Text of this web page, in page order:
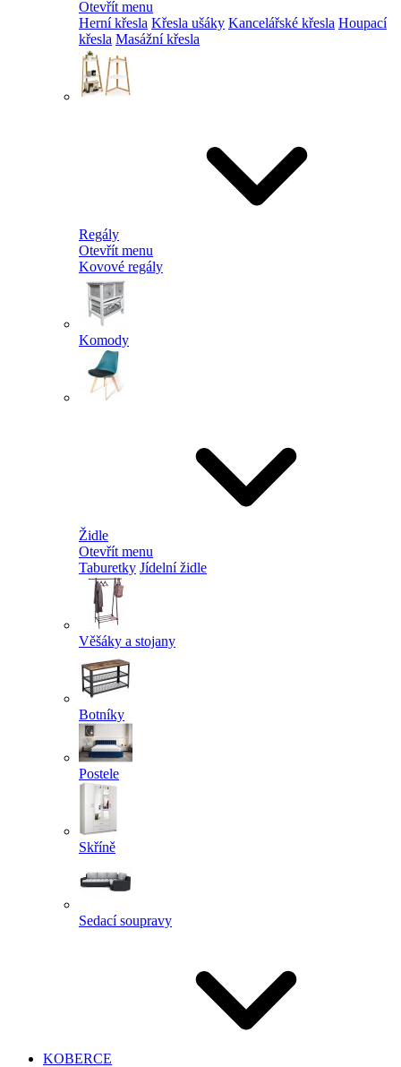
Otevřít menu
Herní křesla Křesla ušáky Kancelářské křesla Houpací
křesla Masážní křesla
Regály
Otevřít menu
Kovové regály
Komody
Židle
Otevřít menu
Taburetky Jídelní židle
Věšáky a stojany
Botníky
Postele
Skříně
Sedací soupravy
KOBERCE